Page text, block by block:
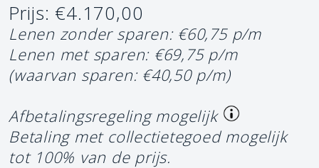
Prijs: €4.170,00
Lenen zonder sparen: €60,75 p/m
Lenen met sparen: €69,75 p/m
(waarvan sparen: €40,50 p/m)
Afbetalingsregeling mogelijk
Betaling met collectietegoed mogelijk
tot 100% van de prijs.